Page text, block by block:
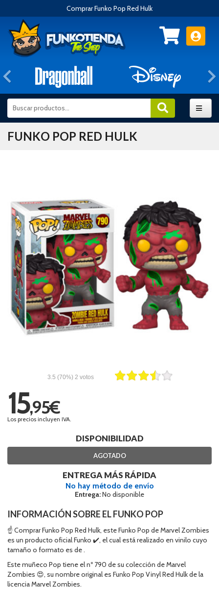
Comprar Funko Pop Red Hulk
Anterior
FUNKO POP RED HULK
3.5 (70%) 2 votos
15,95€
Los precios incluyen IVA.
DISPONIBILIDAD
AGOTADO
ENTREGA MÁS RÁPIDA
No hay método de envío
Entrega:No disponible
INFORMACIÓN SOBRE EL FUNKO POP
☝ Comprar Funko Pop Red Hulk, este Funko Pop de Marvel Zombies
es un producto oficial Funko ✔️, el cual está realizado en vinilo cuyo
tamaño o formato es de .
Este muñeco Pop tiene el nº 790 de su colección de Marvel
Zombies 😍, su nombre original es Funko Pop Vinyl Red Hulk de la
licencia Marvel Zombies.